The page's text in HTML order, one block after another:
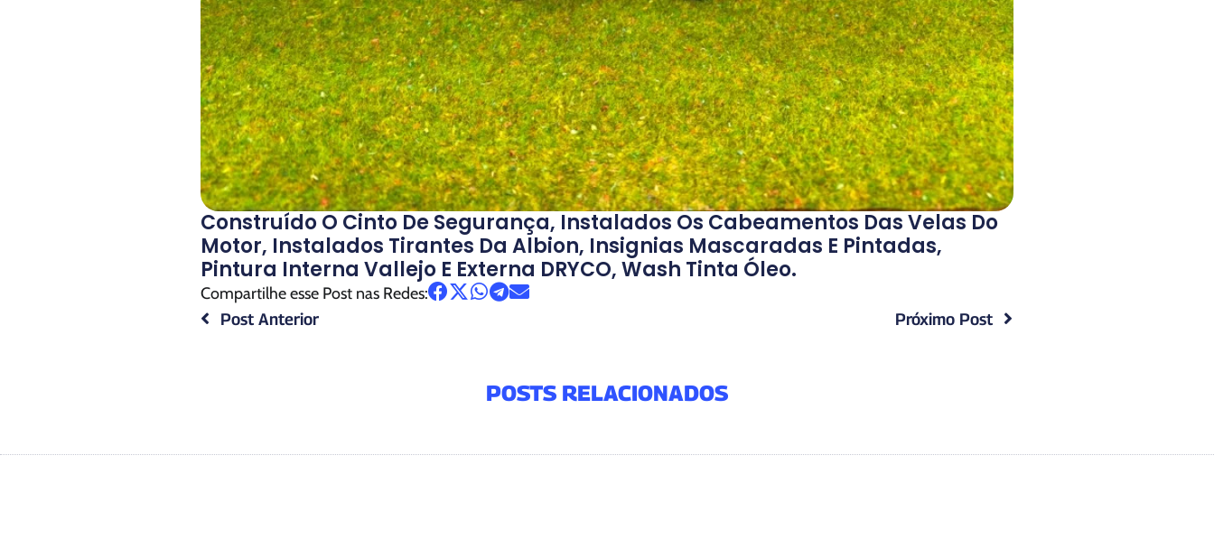
Construído O Cinto De Segurança, Instalados Os Cabeamentos Das Velas Do
Motor, Instalados Tirantes Da Albion, Insignias Mascaradas E Pintadas,
Pintura Interna Vallejo E Externa DRYCO, Wash Tinta Óleo.
Compartilhe esse Post nas Redes:
Post Anterior Próximo Post
POSTS RELACIONADOS